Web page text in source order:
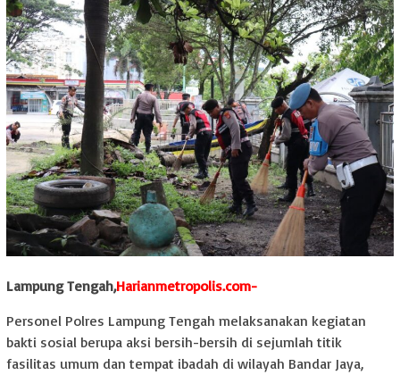
Lampung Tengah,Harianmetropolis.com-
Personel Polres Lampung Tengah melaksanakan kegiatan
bakti sosial berupa aksi bersih-bersih di sejumlah titik
fasilitas umum dan tempat ibadah di wilayah Bandar Jaya,